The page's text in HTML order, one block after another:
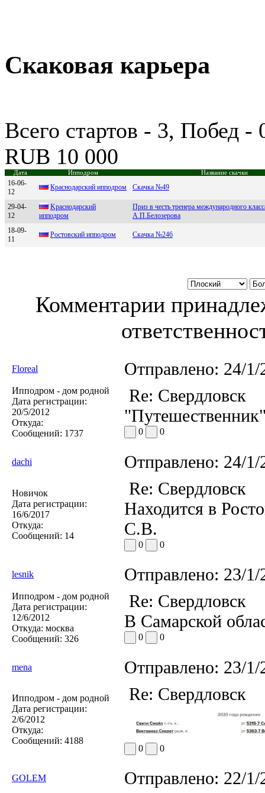
Скаковая карьера
Всего стартов - 3, Побед
RUB 10 000
Дата Ипподром Название скачки
16-06-
12
Краcнодарcкий ипподром Скачка №49
29-04-
12
Kpaснодapский
ипподpом
Приз в честь тренера международного
А.П.Белозерова
18-09-
11
Ростовский ипподром Скачка №246
Комментарии
Floreal Отправлено: 24/
Ипподром - дом родной
Дата регистрации:
20/5/2012
Откуда:
Сообщений: 1737
Re: Свердловск
0 0
dachi Отправлено: 24/
Новичок
Дата регистрации:
16/6/2017
Откуда:
Сообщений: 14
Re: Свердловск
Находится в
С.В.
0 0
lesnik Отправлено: 23/
Ипподром - дом родной
Дата регистрации:
12/6/2012
Откуда: москва
Сообщений: 326
Re: Свердловск
В Самарской
0 0
mena Отправлено: 23/
Ипподром - дом родной
Дата регистрации:
2/6/2012
Откуда:
Сообщений: 4188
Re: Свердловск
0 0
GOLEM Отправлено: 22/